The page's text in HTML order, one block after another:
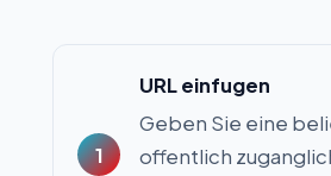
URL einfugen
Geben Sie eine
offentlich